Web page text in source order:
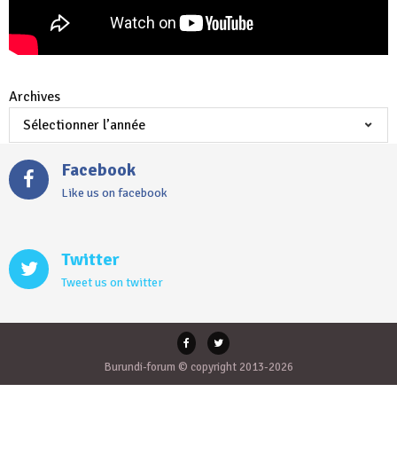
Archives
Facebook
Like us on facebook
Twitter
Tweet us on twitter
Burundi-forum © copyright 2013-2026